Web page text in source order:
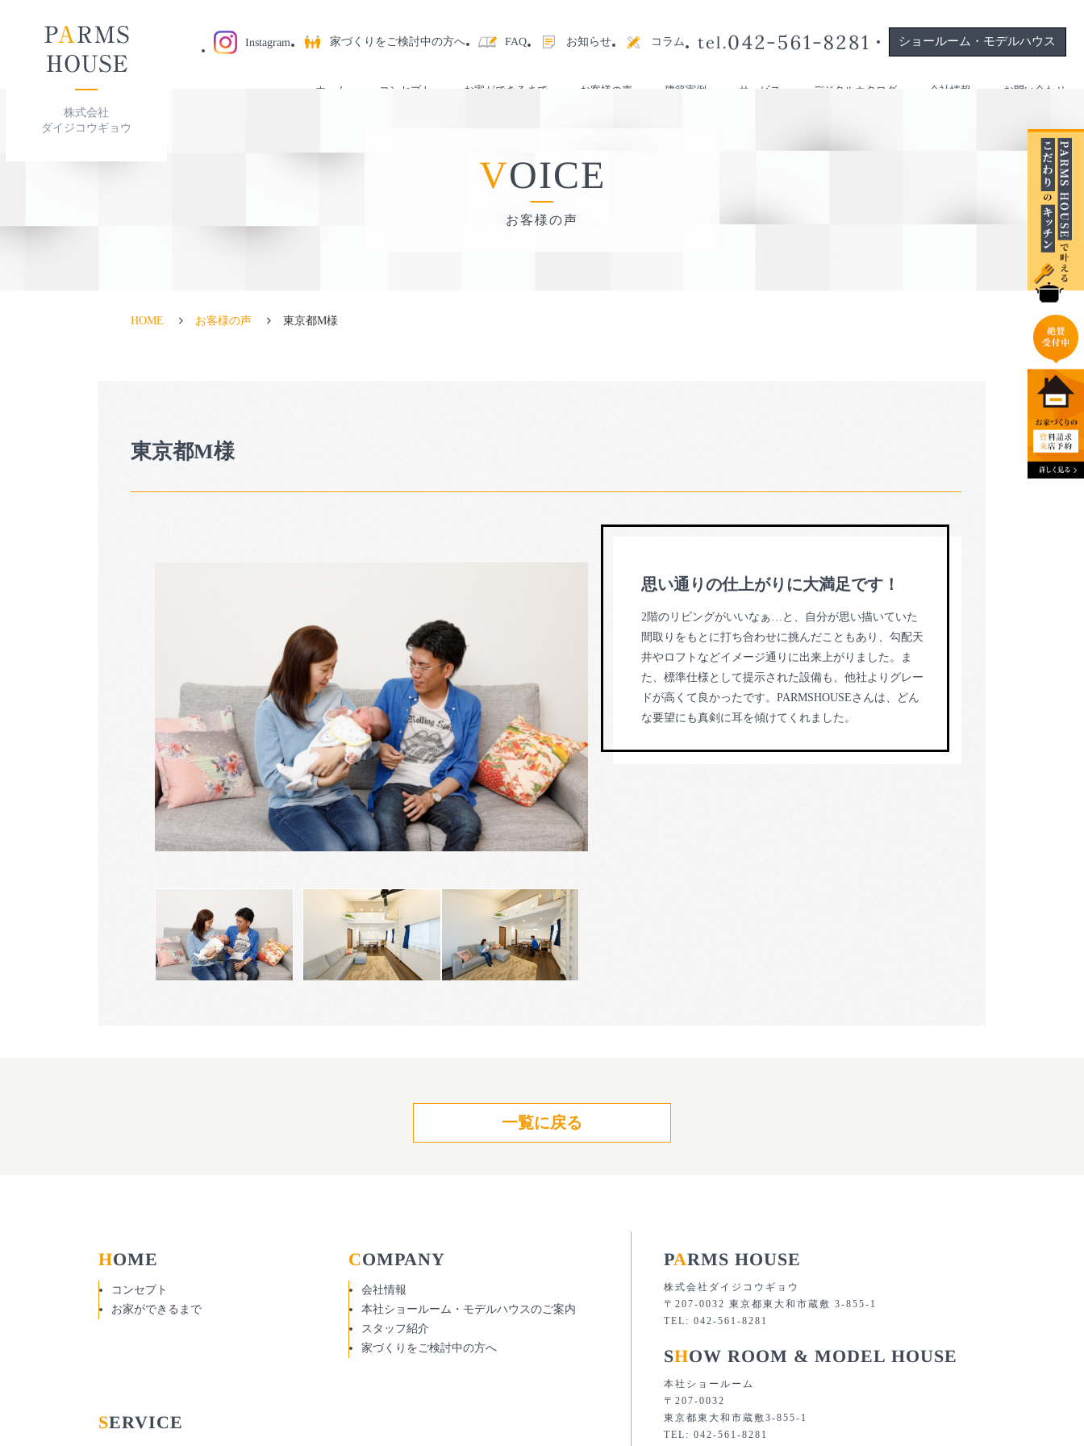
株式会社
ダイジコウギョウ
Instagram 家づくりをご検討中の方へ FAQ お知らせ コラム ショールーム・モデルハウス
ホーム コンセプト お家ができるまで お客様の声 建築実例 サービス デジタルカタログ 会社情報 お問い合わせ
VOICE
お客様の声
HOME お客様の声 東京都M様
東京都M様
思い通りの仕上がりに大満足です！
2階のリビングがいいなぁ…と、自分が思い描いていた
間取りをもとに打ち合わせに挑んだこともあり、勾配天
井やロフトなどイメージ通りに出来上がりました。ま
た、標準仕様として提示された設備も、他社よりグレー
ドが高くて良かったです。PARMSHOUSEさんは、どん
な要望にも真剣に耳を傾けてくれました。
一覧に戻る
HOME
コンセプト
お家ができるまで
COMPANY
会社情報
本社ショールーム・モデルハウスのご案内
スタッフ紹介
家づくりをご検討中の方へ
SERVICE
PARMS HOUSE
株式会社ダイジコウギョウ
〒207-0032 東京都東大和市蔵敷 3-855-1
TEL: 042-561-8281
SHOW ROOM & MODEL HOUSE
本社ショールーム
〒207-0032
東京都東大和市蔵敷3-855-1
TEL: 042-561-8281